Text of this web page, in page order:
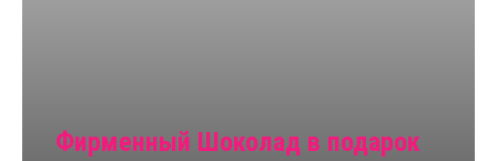
Фирменный Шоколад в подарок